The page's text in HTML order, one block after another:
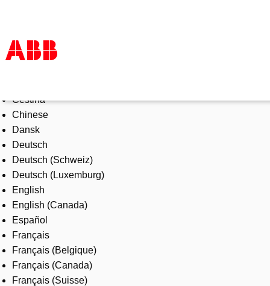
Products & Solutions
Industries
Services
About us
Where to buy
Contact us
Careers
Čeština
Chinese
Dansk
Deutsch
Deutsch (Schweiz)
Deutsch (Luxemburg)
English
English (Canada)
Español
Français
Français (Belgique)
Français (Canada)
Français (Suisse)